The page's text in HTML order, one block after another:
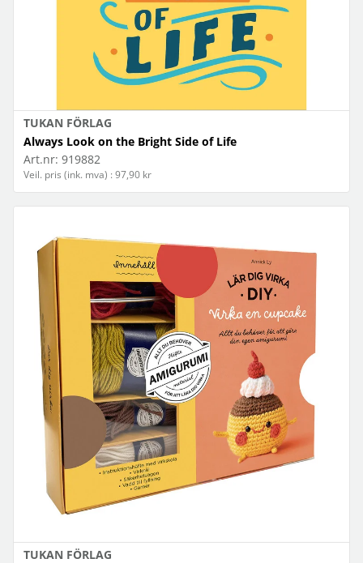
TUKAN FÖRLAG
Always Look on the Bright Side of Life
Art.nr: 919882
Veil. pris (ink. mva) : 97,90 kr
TUKAN FÖRLAG